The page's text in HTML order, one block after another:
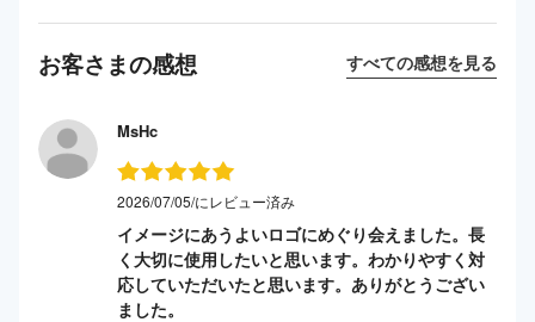
お客さまの感想 すべての感想を見る
MsHc
2026/07/05/にレビュー済み
イメージにあうよいロゴにめぐり会えました。長
く大切に使用したいと思います。わかりやすく対
応していただいたと思います。ありがとうござい
ました。